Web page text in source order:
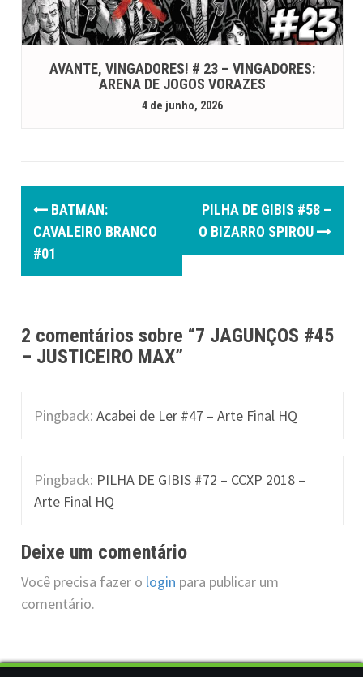
AVANTE, VINGADORES! # 23 – VINGADORES:
ARENA DE JOGOS VORAZES
4 de junho, 2026
P
n
a
i
o
n
BATMAN:
CAVALEIRO BRANCO
#01
PILHA DE GIBIS #58 –
O BIZARRO SPIROU
2 comentários sobre “7 JAGUNÇOS #45
– JUSTICEIRO MAX”
Pingback: Acabei de Ler #47 – Arte Final HQ
Pingback: PILHA DE GIBIS #72 – CCXP 2018 –
Arte Final HQ
Deixe um comentário
Você precisa fazer o login para publicar um
comentário.